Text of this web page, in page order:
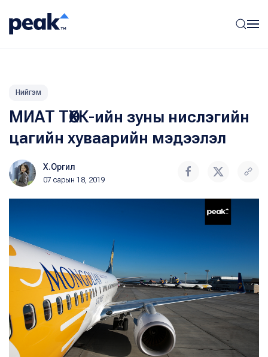
Нийгэм
MИАТ ТӨХК-ийн зуны нислэгийн
цагийн хуваарийн мэдээлэл
Х.Оргил
07 сарын 18, 2019